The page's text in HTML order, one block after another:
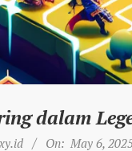
dalam
On: May 6,